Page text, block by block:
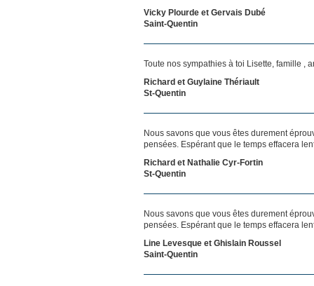
Vicky Plourde et Gervais Dubé
Saint-Quentin
Toute nos sympathies à toi Lisette, famille ,
Richard et Guylaine Thériault
St-Quentin
Nous savons que vous êtes durement
pensées. Espérant que le temps effacera
Richard et Nathalie Cyr-Fortin
St-Quentin
Nous savons que vous êtes durement
pensées. Espérant que le temps effacera
Line Levesque et Ghislain Roussel
Saint-Quentin